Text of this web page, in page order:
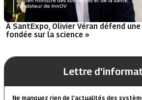
À SantExpo, Olivier Véran défend
fondée sur la science »
Lettre
Ne manquez rien de l’actualités des